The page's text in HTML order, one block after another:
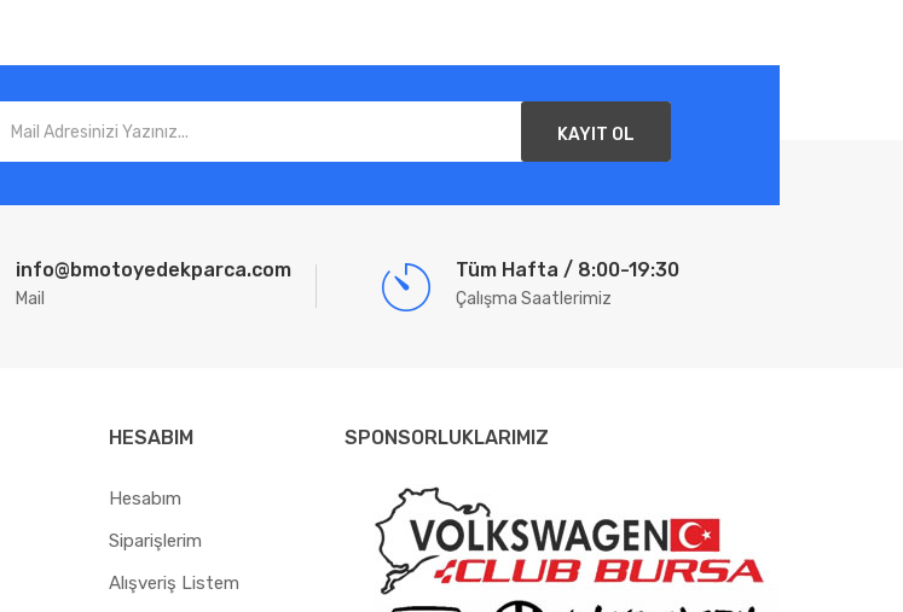
KAYIT OL
info@bmotoyedekparca.com
Mail
Tüm Hafta / 8:00-19:30
Çalışma Saatlerimiz
HESABIM
Hesabım
Siparişlerim
Alışveriş Listem
SPONSORLUKLARIMIZ